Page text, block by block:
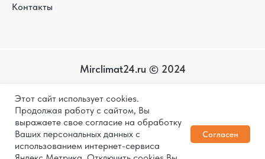
Этот сайт использует cookies.
Продолжая работу с сайтом, Вы
выражаете свое согласие на обработку
Ваших персональных данных с
использованием интернет-сервиса
Согласен
Контакты
Mirclimat24.ru © 2024
сайта
Политика конфиденциальности
Дизайн и разработка